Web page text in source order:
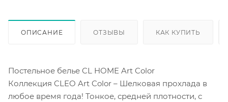
ОПИСАНИЕ ОТЗЫВЫ КАК КУПИТЬ
Постельное белье CL HOME Art Color
Коллекция CLEO Art Color – Шелковая прохлада в
любое время года! Тонкое, средней плотности, с